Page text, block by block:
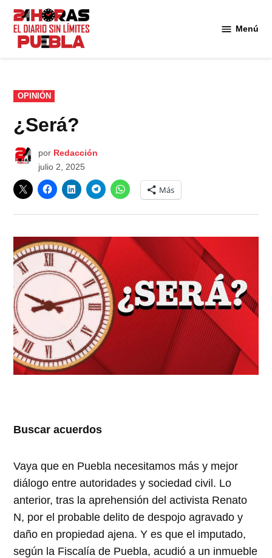
Saltar
contenido
Menú
PUBLICADO
EN
OPINIÓN
¿Será?
por Redacción
julio 2, 2025
Más
Buscar acuerdos
Vaya que en Puebla necesitamos más y mejor
diálogo entre autoridades y sociedad civil. Lo
anterior, tras la aprehensión del activista Renato
N, por el probable delito de despojo agravado y
daño en propiedad ajena. Y es que el imputado,
según la Fiscalía de Puebla, acudió a un inmueble